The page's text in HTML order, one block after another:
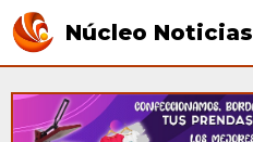
Núcleo Noticias